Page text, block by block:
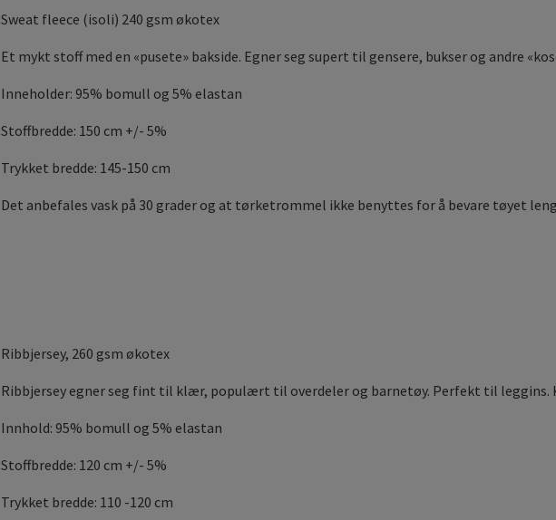
Sweat fleece (isoli) 240 gsm økotex
Et mykt stoff med en «pusete» bakside. Egner seg supert til gensere, bukser og andre
Inneholder: 95% bomull og 5% elastan
Stoffbredde: 150 cm +/- 5%
Trykket bredde: 145-150 cm
Det anbefales vask på 30 grader og at tørketrommel ikke benyttes for å bevare tøyet
Ribbjersey, 260 gsm økotex
Ribbjersey egner seg fint til klær, populært til overdeler og barnetøy. Perfekt til leggins.
Innhold: 95% bomull og 5% elastan
Stoffbredde: 120 cm +/- 5%
Trykket bredde: 110 -120 cm